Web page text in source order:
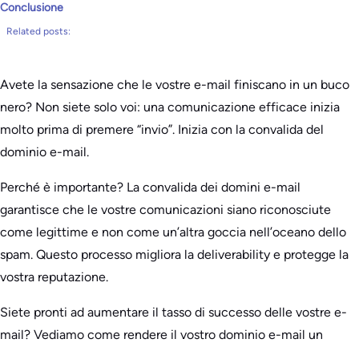
Conclusione
Related posts:
Avete la sensazione che le vostre e-mail finiscano in un buco
nero? Non siete solo voi: una comunicazione efficace inizia
molto prima di premere “invio”. Inizia con la convalida del
dominio e-mail.
Perché è importante? La convalida dei domini e-mail
garantisce che le vostre comunicazioni siano riconosciute
come legittime e non come un’altra goccia nell’oceano dello
spam. Questo processo migliora la deliverability e protegge la
vostra reputazione.
Siete pronti ad aumentare il tasso di successo delle vostre e-
mail? Vediamo come rendere il vostro dominio e-mail un